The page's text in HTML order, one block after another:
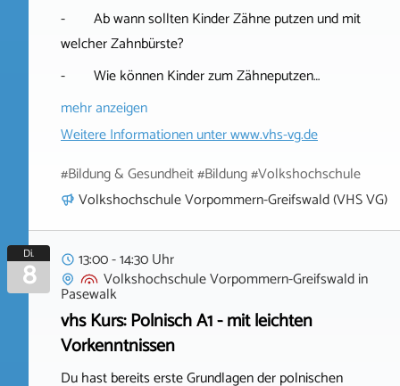
- Ab wann sollten Kinder Zähne putzen und mit
welcher Zahnbürste?
- Wie können Kinder zum Zähneputzen…
mehr anzeigen
Weitere Informationen unterwww.vhs-vg.de
#Bildung & Gesundheit #Bildung #Volkshochschule
Volkshochschule Vorpommern-Greifswald (VHS VG)
Di.
8
13:00 - 14:30 Uhr
Volkshochschule Vorpommern-Greifswaldin
Pasewalk
vhs Kurs: Polnisch A1 - mit leichten
Vorkenntnissen
Du hast bereits erste Grundlagen der polnischen